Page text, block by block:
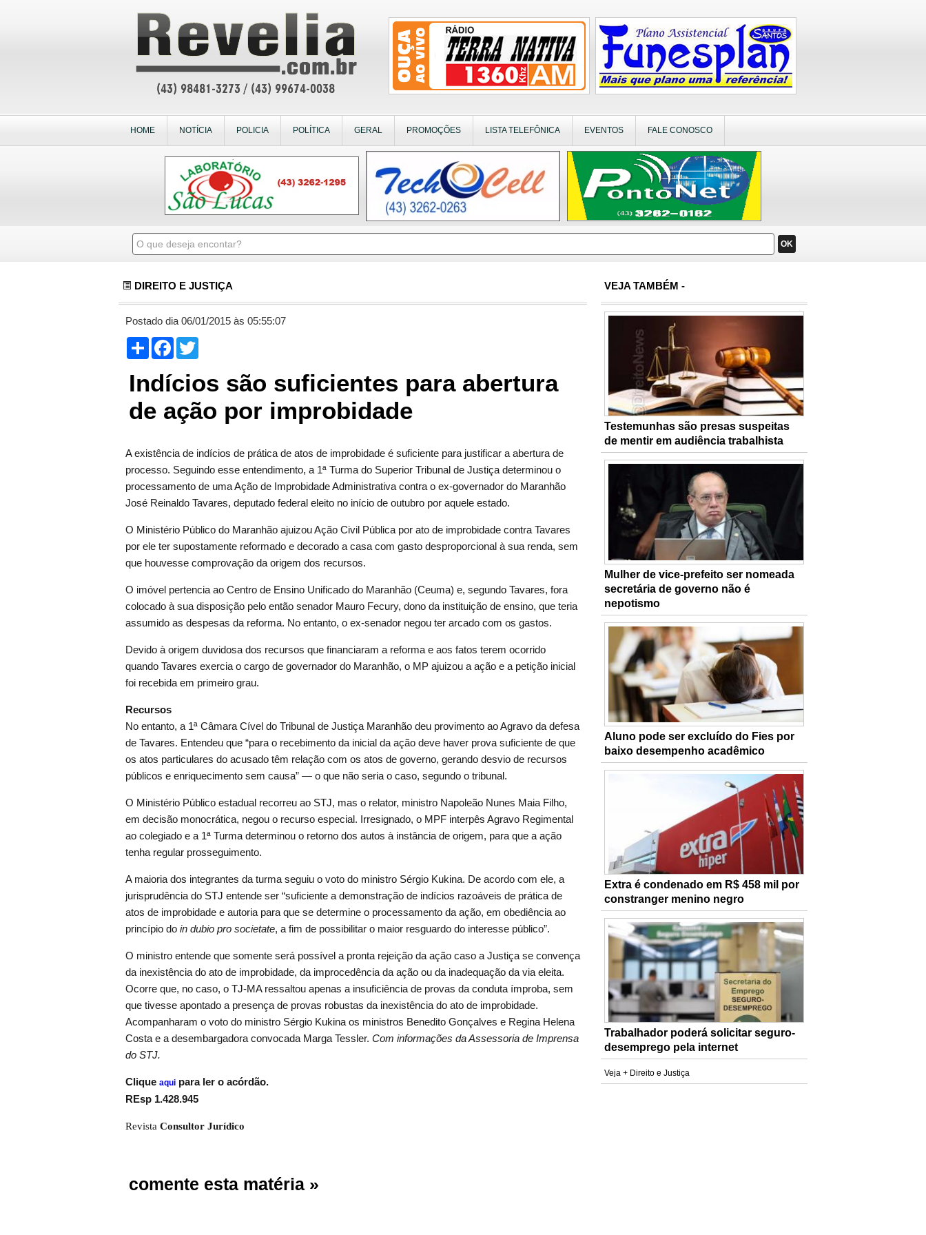
HOME NOTÍCIA POLICIA POLÍTICA GERAL PROMOÇÕES LISTA TELEFÔNICA EVENTOS FALE CONOSCO
OK
VEJA TAMBÉM -
Testemunhas são presas suspeitas
de mentir em audiência trabalhista
Mulher de vice-prefeito ser nomeada
secretária de governo não é
nepotismo
Aluno pode ser excluído do Fies por
baixo desempenho acadêmico
Extra é condenado em R$ 458 mil por
constranger menino negro
Trabalhador poderá solicitar seguro-
desemprego pela internet
Veja + Direito e Justiça
DIREITO E JUSTIÇA
Postado dia 06/01/2015 às 05:55:07
Compartilhar
Facebook
Indícios são suficientes para abertura
de ação por improbidade
A existência de indícios de prática de atos de improbidade é suficiente para justificar a abertura de
processo. Seguindo esse entendimento, a 1ª Turma do Superior Tribunal de Justiça determinou o
processamento de uma Ação de Improbidade Administrativa contra o ex-governador do Maranhão
José Reinaldo Tavares, deputado federal eleito no início de outubro por aquele estado.
O Ministério Público do Maranhão ajuizou Ação Civil Pública por ato de improbidade contra Tavares
por ele ter supostamente reformado e decorado a casa com gasto desproporcional à sua renda, sem
que houvesse comprovação da origem dos recursos.
O imóvel pertencia ao Centro de Ensino Unificado do Maranhão (Ceuma) e, segundo Tavares, fora
colocado à sua disposição pelo então senador Mauro Fecury, dono da instituição de ensino, que teria
assumido as despesas da reforma. No entanto, o ex-senador negou ter arcado com os gastos.
Devido à origem duvidosa dos recursos que financiaram a reforma e aos fatos terem ocorrido
quando Tavares exercia o cargo de governador do Maranhão, o MP ajuizou a ação e a petição inicial
foi recebida em primeiro grau.
Recursos
No entanto, a 1ª Câmara Cível do Tribunal de Justiça Maranhão deu provimento ao Agravo da defesa
de Tavares. Entendeu que “para o recebimento da inicial da ação deve haver prova suficiente de que
os atos particulares do acusado têm relação com os atos de governo, gerando desvio de recursos
públicos e enriquecimento sem causa” — o que não seria o caso, segundo o tribunal.
O Ministério Público estadual recorreu ao STJ, mas o relator, ministro Napoleão Nunes Maia Filho,
em decisão monocrática, negou o recurso especial. Irresignado, o MPF interpês Agravo Regimental
ao colegiado e a 1ª Turma determinou o retorno dos autos à instância de origem, para que a ação
tenha regular prosseguimento.
A maioria dos integrantes da turma seguiu o voto do ministro Sérgio Kukina. De acordo com ele, a
jurisprudência do STJ entende ser “suficiente a demonstração de indícios razoáveis de prática de
atos de improbidade e autoria para que se determine o processamento da ação, em obediência ao
princípio do in dubio pro societate, a fim de possibilitar o maior resguardo do interesse público”.
O ministro entende que somente será possível a pronta rejeição da ação caso a Justiça se convença
da inexistência do ato de improbidade, da improcedência da ação ou da inadequação da via eleita.
Ocorre que, no caso, o TJ-MA ressaltou apenas a insuficiência de provas da conduta ímproba, sem
que tivesse apontado a presença de provas robustas da inexistência do ato de improbidade.
Acompanharam o voto do ministro Sérgio Kukina os ministros Benedito Gonçalves e Regina Helena
Costa e a desembargadora convocada Marga Tessler. Com informações da Assessoria de Imprensa
do STJ.
Clique aqui para ler o acórdão.
REsp 1.428.945
Revista Consultor Jurídico
comente esta matéria »